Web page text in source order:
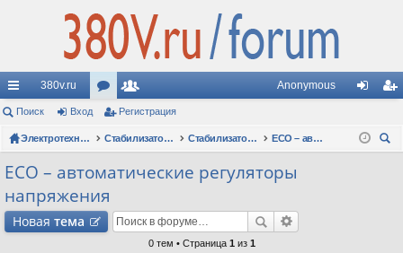
с
ы
лк
и
380v.ru
ор
ум
ол
ьз
ел
Anonymous
д ис
Поиск Вход Регистрация
Электротехнические форумы Стабилизаторы напряжения Стабилизаторы Oberon: вопросы по моделям
ECO – автоматические регуляторы напряжения
ECO – автоматические регуляторы
напряжения
Новая тема
0 тем • Страница 1 из 1